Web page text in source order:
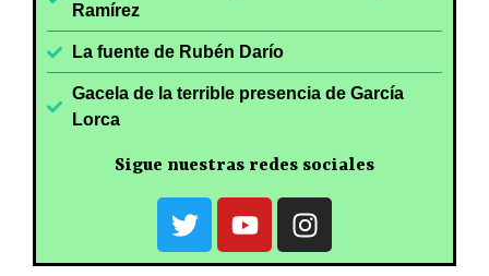
Ramírez
La fuente de Rubén Darío
Gacela de la terrible presencia de García
Lorca
Sigue nuestras redes sociales